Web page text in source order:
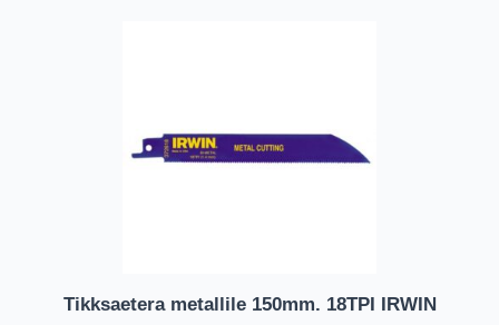
Tikksaetera metallile 150mm. 18TPI IRWIN